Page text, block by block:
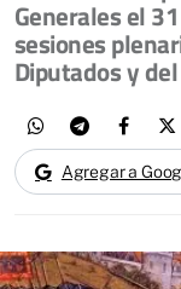
Generales el
sesiones
Diputados y
Agregar a